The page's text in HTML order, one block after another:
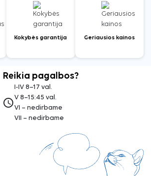
Kokybės garantija Geriausios kainos
Reikia pagalbos?
access_time
I-IV 8–17 val.
V 8–15:45 val.
VI – nedirbame
VII – nedirbame